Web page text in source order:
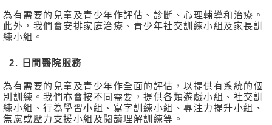
為有需要的兒童及青少年作評估、診斷、心理輔導和治療。
此外，我們會安排家庭治療、青少年社交訓練小組及家長訓
練小組。
2. 日間醫院服務
為有需要的兒童及青少年作全面的評估，以提供有系統的個
別訓練。我們亦會按不同需要，提供各類遊戲小組、社交訓
練小組、行為學習小組、寫字訓練小組、專注力提升小組、
焦慮或壓力支援小組及閱讀理解訓練等。